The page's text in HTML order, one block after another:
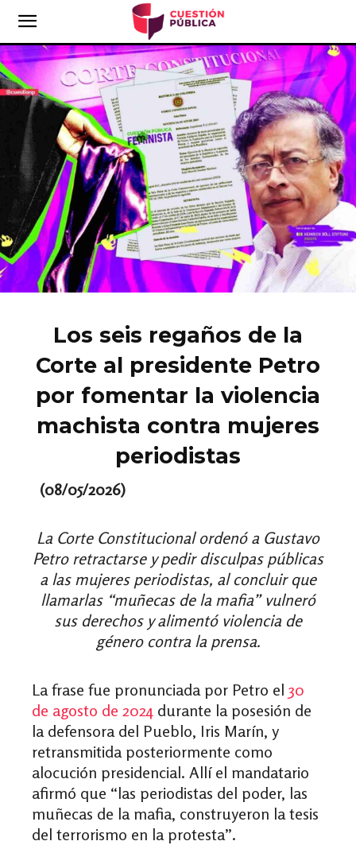
Los seis regaños de la
Corte al presidente Petro
por fomentar la violencia
machista contra mujeres
periodistas
(08/05/2026)
La Corte Constitucional ordenó a Gustavo
Petro retractarse y pedir disculpas públicas
a las mujeres periodistas, al concluir que
llamarlas “muñecas de la mafia” vulneró
sus derechos y alimentó violencia de
género contra la prensa.
La frase fue pronunciada por Petro el 30
de agosto de 2024 durante la posesión de
la defensora del Pueblo, Iris Marín, y
retransmitida posteriormente como
alocución presidencial. Allí el mandatario
afirmó que “las periodistas del poder, las
muñecas de la mafia, construyeron la tesis
del terrorismo en la protesta”.